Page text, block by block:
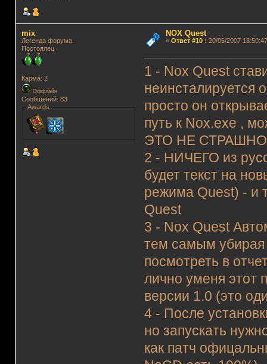
mix
Легенда форума
Постоялец
Карма: 2
Оффлайн
Сообщений: 83
Awards
NOX Quest
« Ответ #10: 20/05/2007
1 - Nox Quest
неинсталируется
просто он
путь к Nox.exe ,
ЭТО НЕ СТРАШНО
2 - НИЧЕГО из
будет текст на
режима Quest) - и
Quest
3 - Nox Quest
тем самым убирая
посмотреть в
лично уменя этот
версии 1.0 (это
4 - После
но запускать
как патч